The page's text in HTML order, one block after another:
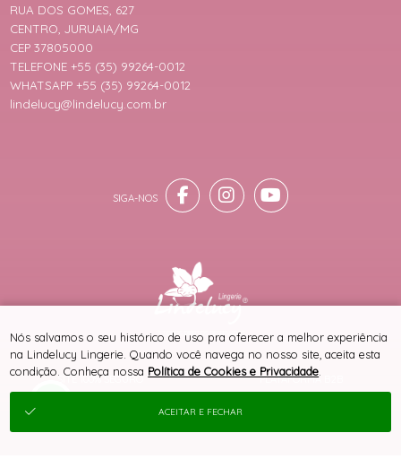
SITE 100% SEGURO PLATAFORMA B2B
RUA DOS GOMES, 627
CENTRO, JURUAIA/MG
CEP 37805000
TELEFONE +55 (35) 99264-0012
WHATSAPP +55 (35) 99264-0012
lindelucy@lindelucy.com.br
® TODOS DIREITOS RESERVADOS
Nós salvamos o seu histórico de uso pra oferecer a melhor experiência
na Lindelucy Lingerie. Quando você navega no nosso site, aceita esta
condição. Conheça nossa Política de Cookies e Privacidade
ACEITAR E FECHAR